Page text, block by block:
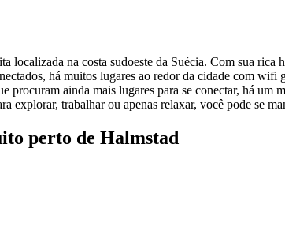
localizada na costa sudoeste da Suécia. Com sua
há muitos lugares ao redor da cidade com
procuram ainda mais lugares para se conectar, há
explorar, trabalhar ou apenas relaxar, você pode se
perto de Halmstad